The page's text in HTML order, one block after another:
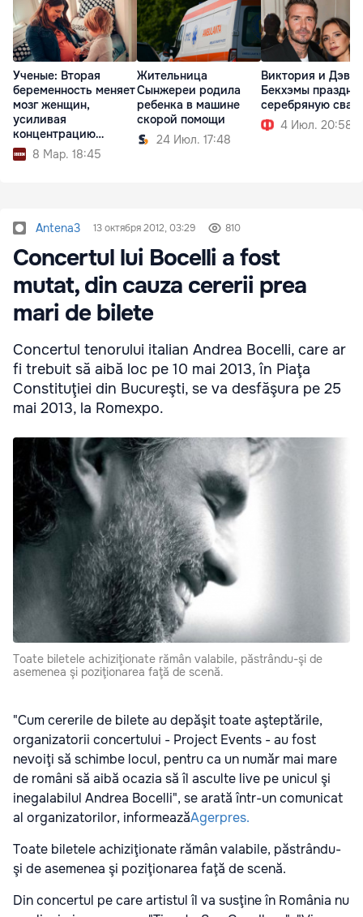
Ученые: Вторая
беременность меняет
мозг женщин,
усиливая
концентрацию
внимания
8 Мар. 18:45
Жительница
Сынжереи родила
ребенка в машине
скорой помощи
24 Июл. 17:48
Виктория и
Бекхэмы
серебряную
4 Июл. 20:58
Antena3 13 октября 2012, 03:29 810
Concertul lui Bocelli a fost
mutat, din cauza cererii prea
mari de bilete
Concertul tenorului italian Andrea Bocelli, care ar
fi trebuit să aibă loc pe 10 mai 2013, în Piaţa
Constituţiei din Bucureşti, se va desfăşura pe 25
mai 2013, la Romexpo.
Toate biletele achiziţionate rămân valabile, păstrându-şi de
asemenea şi poziţionarea faţă de scenă.
"Cum cererile de bilete au depăşit toate aşteptările,
organizatorii concertului - Project Events - au fost
nevoiţi să schimbe locul, pentru ca un număr mai mare
de români să aibă ocazia să îl asculte live pe unicul şi
inegalabilul Andrea Bocelli", se arată într-un comunicat
al organizatorilor, informeazăAgerpres.
Toate biletele achiziţionate rămân valabile, păstrându-
şi de asemenea şi poziţionarea faţă de scenă.
Din concertul pe care artistul îl va susţine în România nu